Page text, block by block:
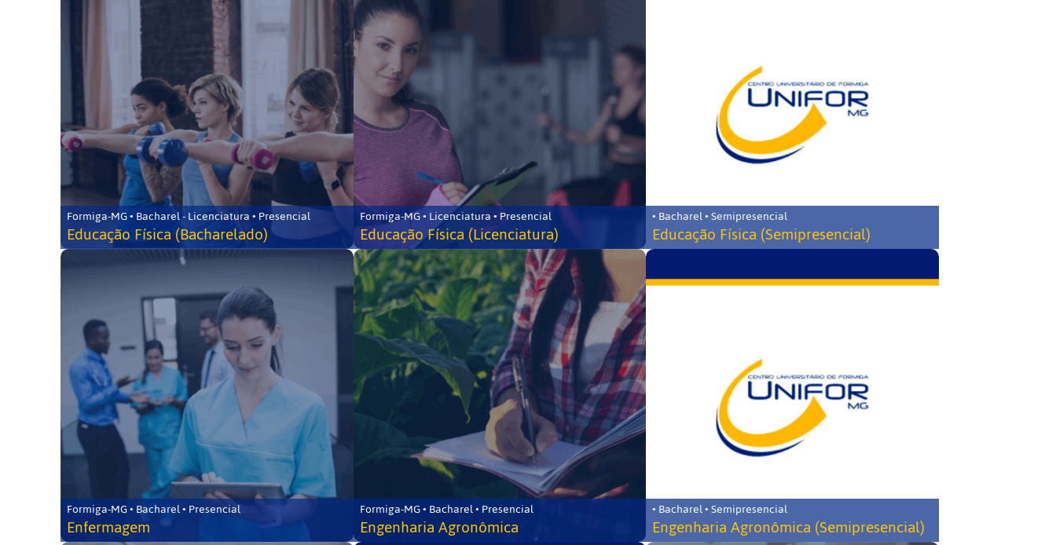
Formiga-MG • Bacharel - Licenciatura • Presencial
Educação Física (Bacharelado)
Formiga-MG • Licenciatura • Presencial
Educação Física (Licenciatura)
• Bacharel • Semipresencial
Educação Física (Semipresencial)
Formiga-MG • Bacharel • Presencial
Enfermagem
Formiga-MG • Bacharel • Presencial
Engenharia Agronômica
• Bacharel • Semipresencial
Engenharia Agronômica (Semipresencial)